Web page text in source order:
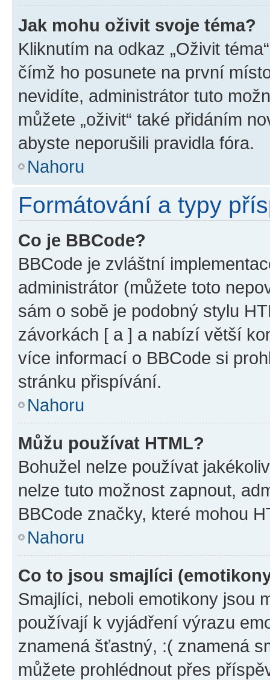
Jak mohu oživit svoje téma?
Kliknutím na odkaz „Oživit
čímž ho posunete na první
nevidíte, administrátor tuto
můžete „oživit“ také přidáním
abyste neporušili pravidla fóra.
Nahoru
Formátování a typy
Co je BBCode?
BBCode je zvláštní
administrátor (můžete toto
sám o sobě je podobný stylu
závorkách [ a ] a nabízí větší
více informací o BBCode si
stránku přispívání.
Nahoru
Můžu používat HTML?
Bohužel nelze používat
nelze tuto možnost zapnout,
BBCode značky, které mohou
Nahoru
Co to jsou smajlíci
Smajlíci, neboli emotikony jsou
používají k vyjádření výrazu
znamená šťastný, :( znamená
můžete prohlédnout přes